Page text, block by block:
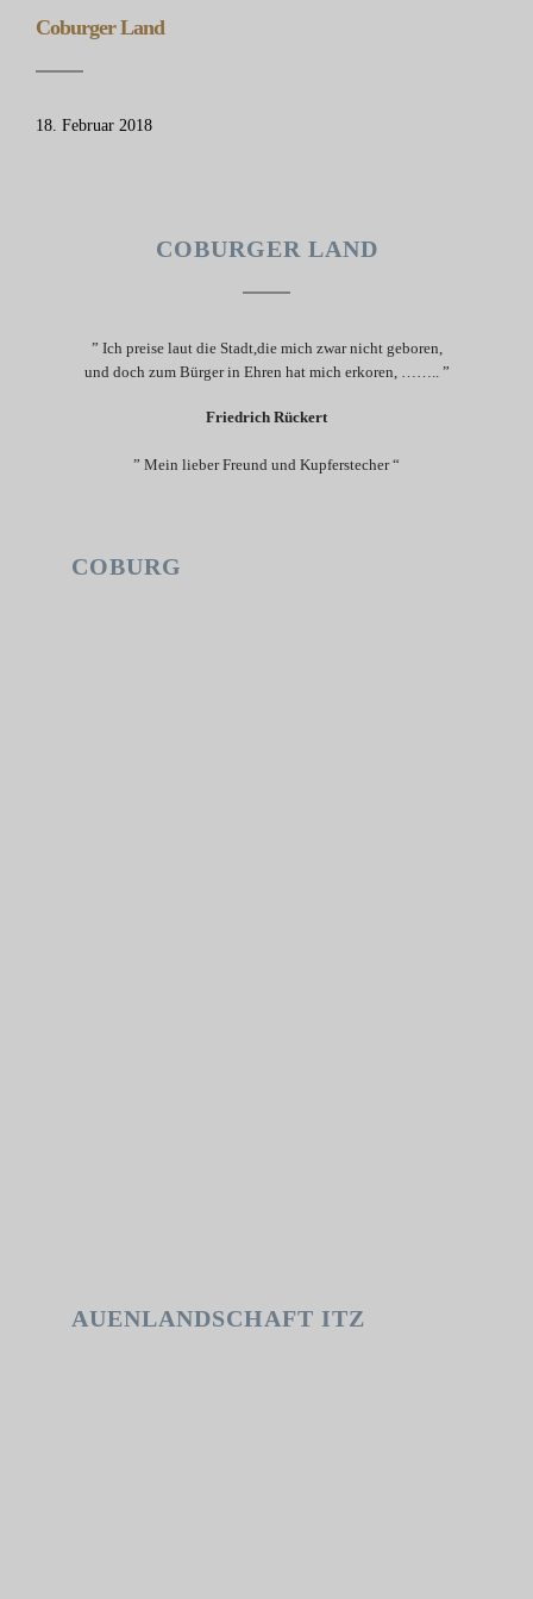
Coburger Land
18. Februar 2018
COBURGER LAND
” Ich preise laut die Stadt,die mich zwar nicht geboren,
und doch zum Bürger in Ehren hat mich erkoren, …….. ”
Friedrich Rückert
” Mein lieber Freund und Kupferstecher “
COBURG
AUENLANDSCHAFT ITZ